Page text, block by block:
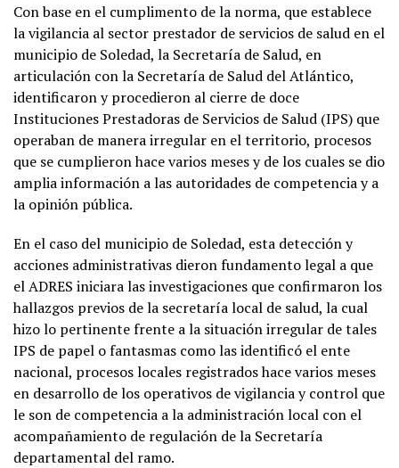
Con base en el cumplimento de la norma, que establece
la vigilancia al sector prestador de servicios de salud en el
municipio de Soledad, la Secretaría de Salud, en
articulación con la Secretaría de Salud del Atlántico,
identificaron y procedieron al cierre de doce
Instituciones Prestadoras de Servicios de Salud (IPS) que
operaban de manera irregular en el territorio, procesos
que se cumplieron hace varios meses y de los cuales se dio
amplia información a las autoridades de competencia y a
la opinión pública.
En el caso del municipio de Soledad, esta detección y
acciones administrativas dieron fundamento legal a que
el ADRES iniciara las investigaciones que confirmaron los
hallazgos previos de la secretaría local de salud, la cual
hizo lo pertinente frente a la situación irregular de tales
IPS de papel o fantasmas como las identificó el ente
nacional, procesos locales registrados hace varios meses
en desarrollo de los operativos de vigilancia y control que
le son de competencia a la administración local con el
acompañamiento de regulación de la Secretaría
departamental del ramo.